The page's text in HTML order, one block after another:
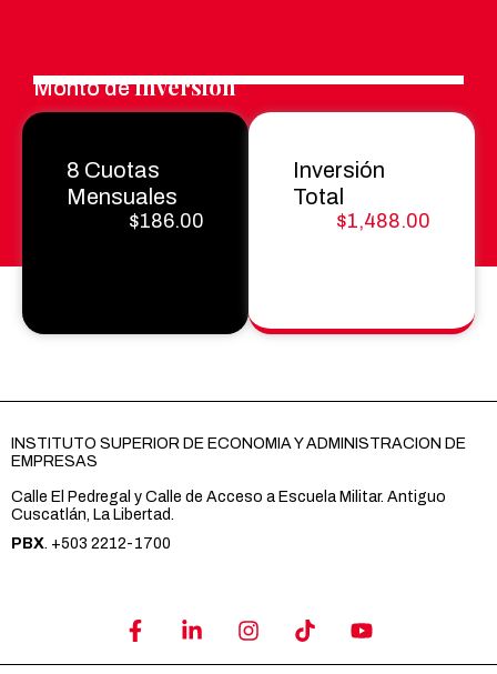
Monto deInversión
8 Cuotas
Mensuales
$186.00
Inversión
Total
$1,488.00
INSTITUTO SUPERIOR DE ECONOMIA Y ADMINISTRACION DE
EMPRESAS
Calle El Pedregal y Calle de Acceso a Escuela Militar. Antiguo
Cuscatlán, La Libertad.
PBX. +503 2212-1700